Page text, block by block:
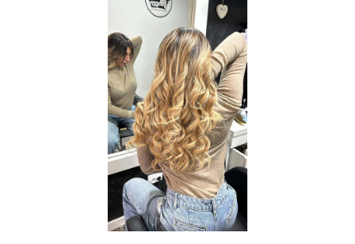
11. Kada ste žena u svetu biznisa, koliko su
česte nepristojne ponude?
Nema ih u mom poslu, zavisi od osobe do osobe.
12. Gde tačno vidite sebe za 5 godina?
Sa još jednim salonom.